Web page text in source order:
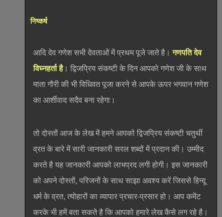
निष्कर्ष
आदि देव गणेश सभी देवताओं में प्रथम पूजे जाते है। गणपति देव
विघ्नहर्ता है। द्विजप्रिय संकष्टी के दिन आपको गणेश जी के साथ
माता गौरी की भी विधिवत पूजा करने से आपके ऊपर भगवान गणेश
का आर्शीवाद सदैव बना रहेगा।
तो दोस्तों आज के लेख में हमने आपको द्विजप्रिय संकष्टी चतुर्थी
व्रत के बारे में सारी जानकारी सरल शब्दों में प्रदान की। उम्मीद
करते है यह जानकारी आपको लाभप्रद लगी होगी। इस जानकारी
को अपने दोस्तों, परिजनों के साथ साझा अवश्य करें जिससे हिन्दू
धर्म के व्रत, त्योहारों का व्यापार प्रचार-प्रसार हो। आप कमेंट
करके भी हमें बता सकते है कि आपको हमारे लेख कैसे लग रहे है।